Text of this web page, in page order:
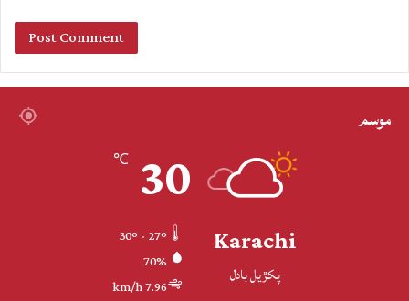
موسم
Karachi
پکڙيل بادل
30
℃
70%
7.96 km/h